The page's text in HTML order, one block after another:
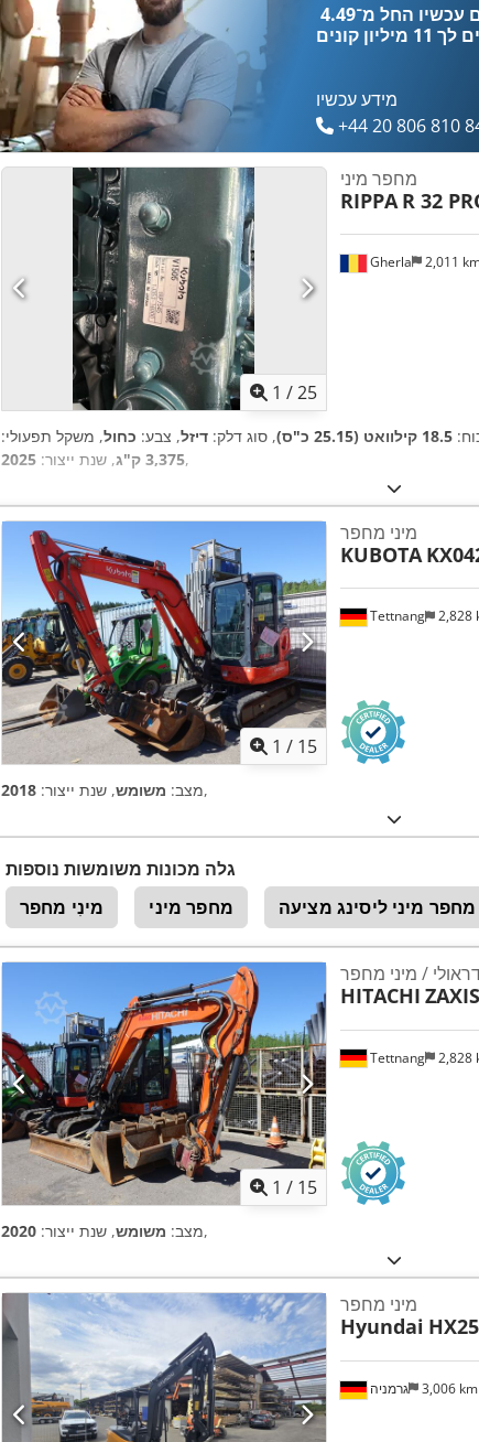
לך 11 מיליון קונים
מידע עכשיו
+44 20 806 810
1 /25
Gherla 2,011
מחפר מיני
RIPPA R 32
18.5 קילוואט (25.15 כ"ס) , סוג דלק: דיזל, צבע: כחול, משקל תפעולי:
3,375 ק"ג
, שנת ייצור: 2025 ,
1 / 15
Tettnang 2,828
מיני מחפר
KUBOTA
מצב: משומש, שנת ייצור: 2018 ,
גלה מכונות משומשות נוספות
מינִי מחפר
מחפר מיני מחפר מיני ליסינג מציעה
1 / 15
Tettnang 2,828
/ מיני מחפר
HITACHI
מצב: משומש, שנת ייצור: 2020 ,
גרמניה 3,006 km
מיני מחפר
Hyundai